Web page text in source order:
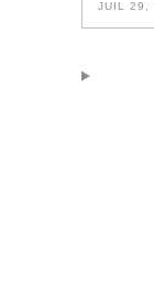
JUIL 29,